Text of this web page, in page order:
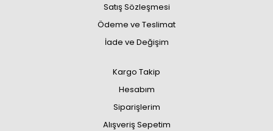
Satış Sözleşmesi
Ödeme ve Teslimat
İade ve Değişim
Kargo Takip
Hesabım
Siparişlerim
Alışveriş Sepetim